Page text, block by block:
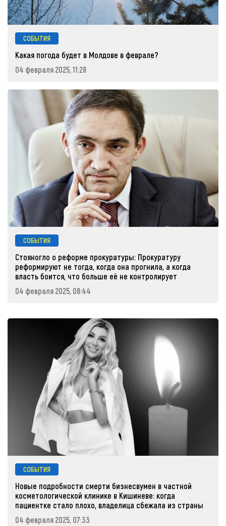
СОБЫТИЯ
Какая погода будет в Молдове в феврале?
04 февраля 2025, 11:28
СОБЫТИЯ
Стояногло о реформе прокуратуры: Прокуратуру
реформируют не тогда, когда она прогнила, а когда
власть боится, что больше её не контролирует
04 февраля 2025, 08:44
СОБЫТИЯ
Новые подробности смерти бизнесвумен в частной
косметологической клинике в Кишиневе: когда
пациентке стало плохо, владелица сбежала из страны
04 февраля 2025, 07:33